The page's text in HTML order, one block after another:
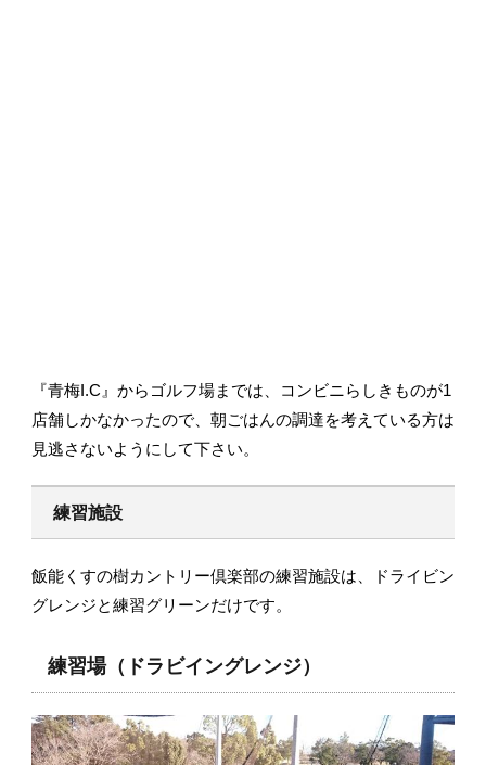
『青梅I.C』からゴルフ場までは、コンビニらしきものが1
店舗しかなかったので、朝ごはんの調達を考えている方は
見逃さないようにして下さい。
練習施設
飯能くすの樹カントリー倶楽部の練習施設は、ドライビン
グレンジと練習グリーンだけです。
練習場（ドラビイングレンジ）